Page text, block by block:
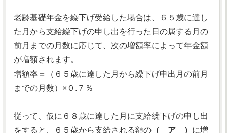
老齢基礎年金を繰下げ受給した場合は、６５歳に達し
た月から支給繰下げの申し出を行った日の属する月の
前月までの月数に応じて、次の増額率によって年金額
が増額されます。
増額率＝（６５歳に達した月から繰下げ申出月の前月
までの月数）×０.７％
従って、仮に６８歳に達した月に支給繰下げの申し出
をすると、６５歳から支給される額の （ ア ） に増